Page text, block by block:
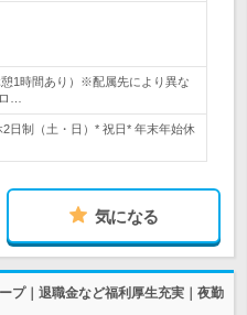
1時間あり）※配属先により異な
…
日制（土・日）* 祝日* 年末年始休
気になる
プ｜退職金など福利厚生充実｜夜勤